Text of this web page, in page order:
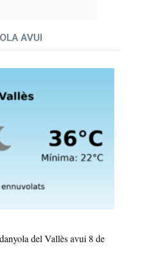
AVUI
del Vallès avui 8 de